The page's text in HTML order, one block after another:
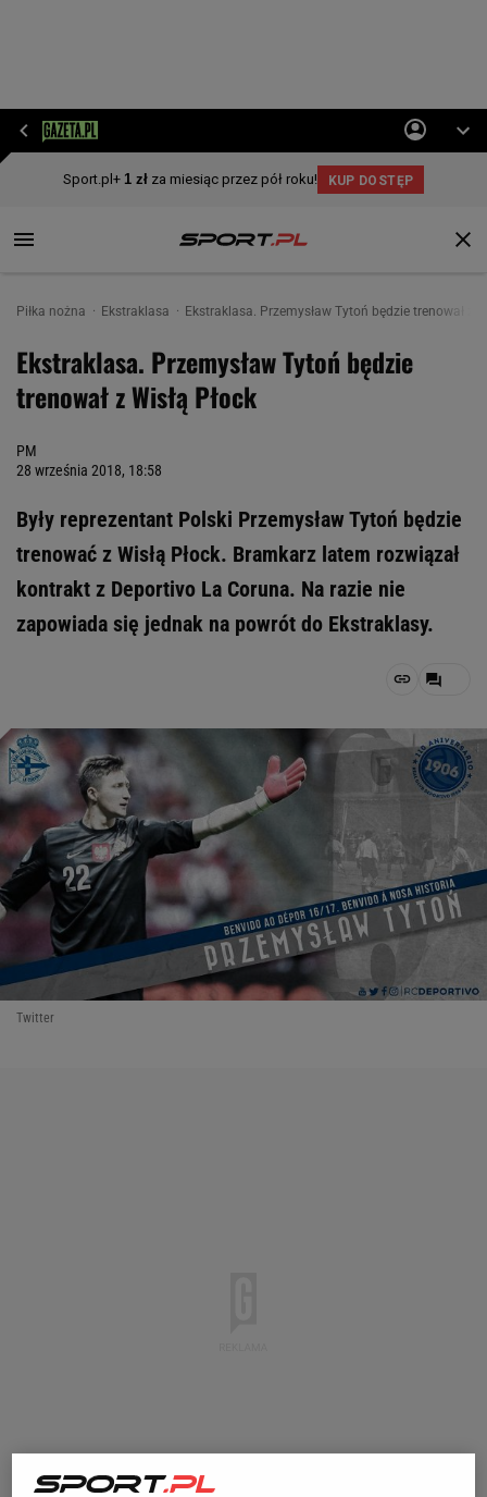
Piłka nożna Ekstraklasa Ekstraklasa. Przemysław Tytoń będzie trenował z
Ekstraklasa. Przemysław Tytoń będzie
trenował z Wisłą Płock
PM
28 września 2018, 18:58
Były reprezentant Polski Przemysław Tytoń będzie
trenować z Wisłą Płock. Bramkarz latem rozwiązał
kontrakt z Deportivo La Coruna. Na razie nie
zapowiada się jednak na powrót do Ekstraklasy.
Twitter